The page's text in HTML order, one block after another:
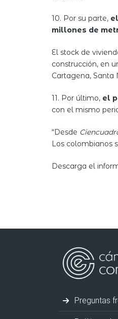
10. Por su parte,
millones de
El stock de
construcción, en
Cartagena, Santa
11. Por último, el
con el mismo
“Desde
Los colombianos
Descarga el
Preguntas